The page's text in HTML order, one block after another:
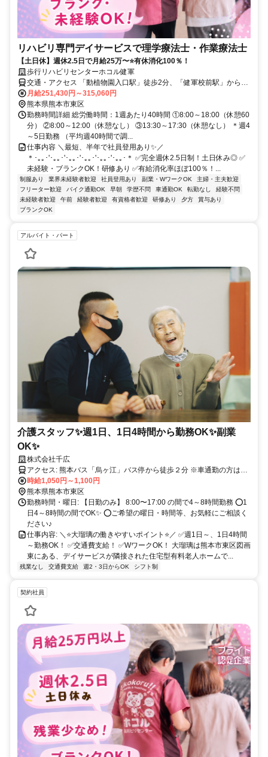
リハビリ専門デイサービスで理学療法士・作業療法士
【土日休】週休2.5日で月給25万〜⭐有休消化100％！
歩行リハビリセンターホコル健軍
交通・アクセス 「動植物園入口駅」徒歩2分、「健軍校前駅」から徒
歩で3分
月給251,430円～315,060円
熊本県熊本市東区
勤務時間詳細 総労働時間：1週あたり40時間 ①8:00～18:00（休憩60
分） ②8:00～12:00（休憩なし） ③13:30～17:30（休憩なし） ＊週4
～5日勤務 （平均週40時間で調...
仕事内容 ＼最短、半年で社員登用あり✨／
＊･｡｡･'･｡｡･'･｡｡･'･｡｡･'･｡｡･'･｡｡･＊ ✅完全週休2.5日制！土日休み◎ ✅
未経験・ブランクOK！研修あり ✅有給消化率ほぼ100％！...
制服あり 業界未経験者歓迎 社員登用あり 副業・WワークOK
主婦・主夫歓迎
フリーター歓迎
バイク通勤OK 早朝 学歴不問 車通勤OK 転勤なし
経験不問
未経験者歓迎
午前 経験者歓迎 有資格者歓迎 研修あり 夕方
賞与あり
ブランクOK
アルバイト・パート
介護スタッフ✨週1日、1日4時間から勤務OK✨副業
OK✨
株式会社千広
アクセス: 熊本バス「烏ヶ江」バス停から徒歩２分 ※車通勤の方は敷
地内の無料駐車場を使えます！
時給1,050円～1,100円
熊本県熊本市東区
勤務時間・曜日: 【日勤のみ】 8:00〜17:00 の間で4～8時間勤務 ⭕1
日4～8時間の間でOK✨ ⭕ご希望の曜日・時間等、お気軽にご相談く
ださい♪
仕事内容: ＼⭐大瑠璃の働きやすいポイント⭐／ ✅週1日～、1日4時間
～勤務OK！ ✅交通費支給！ ✅WワークOK！ 大瑠璃は熊本市東区図画
東にある、デイサービスが隣接された住宅型有料老人ホームで...
残業なし 交通費支給 週2・3日からOK シフト制
契約社員